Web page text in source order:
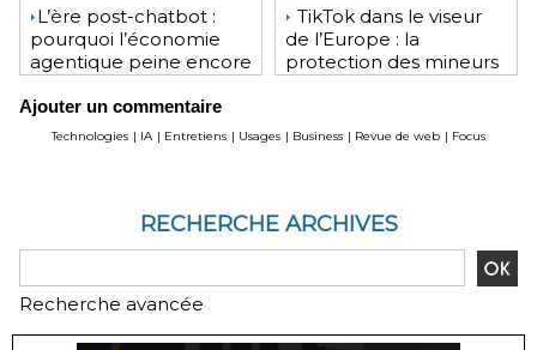
​L’ère post-chatbot :
pourquoi l’économie
agentique peine encore
financières
TikTok dans le viseur
de l’Europe : la
protection des mineurs
Ajouter un commentaire
Technologies | IA | Entretiens | Usages | Business | Revue de web | Focus
RECHERCHE ARCHIVES
Recherche avancée